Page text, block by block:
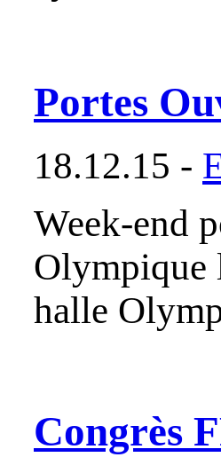
Portes
18.12.15 -
Week-end
Olympique
halle
Congrès